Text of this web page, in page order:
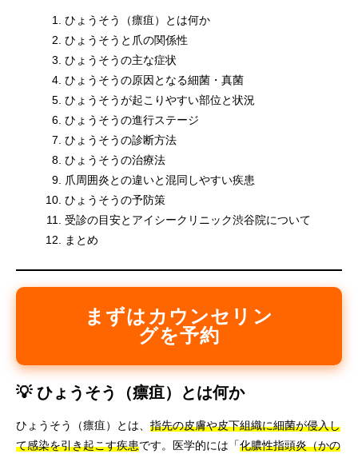
ひょうそう（瘭疽）とは何か
ひょうそうと爪の関係性
ひょうそうの主な症状
ひょうそうの原因となる細菌・真菌
ひょうそうが起こりやすい部位と状況
ひょうそうの進行ステージ
ひょうそうの診断方法
ひょうそうの治療法
爪周囲炎との違いと混同しやすい疾患
ひょうそうの予防策
受診の目安とアイシークリニック渋谷院について
まとめ
まずはカウンセリン
グを予約
💡 ひょうそう（瘭疽）とは何か
ひょうそう（瘭疽）とは、 指先の皮膚や皮下組織に細菌が侵入し
て感染を引き起こす疾患です。医学的には「化膿性指頭炎（かの